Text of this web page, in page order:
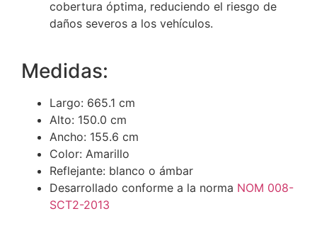
cobertura óptima, reduciendo el riesgo de
daños severos a los vehículos.
Medidas:
Largo: 665.1 cm
Alto: 150.0 cm
Ancho: 155.6 cm
Color: Amarillo
Reflejante: blanco o ámbar
Desarrollado conforme a la norma NOM 008-
SCT2-2013